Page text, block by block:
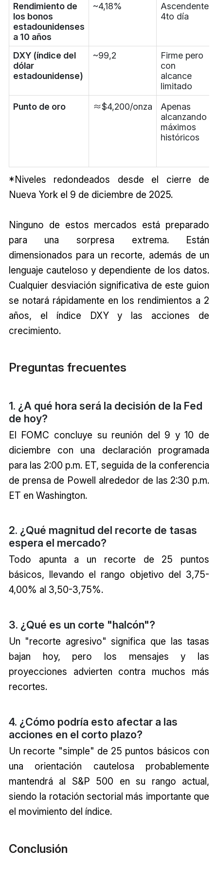
Rendimiento de
los bonos
estadounidenses
a 10 años
~4,18%
Ascendente
4to día
DXY (índice del
dólar
estadounidense)
~99,2
Firme pero
con
alcance
limitado
Punto de oro
≈$4,200/onza
Apenas
alcanzando
máximos
históricos
*Niveles redondeados desde el cierre de
Nueva York el 9 de diciembre de 2025.
Ninguno de estos mercados está preparado
para una sorpresa extrema. Están
dimensionados para un recorte, además de un
lenguaje cauteloso y dependiente de los datos.
Cualquier desviación significativa de este guion
se notará rápidamente en los rendimientos a 2
años, el índice DXY y las acciones de
crecimiento.
Preguntas frecuentes
1. ¿A qué hora será la decisión de la Fed
de hoy?
El FOMC concluye su reunión del 9 y 10 de
diciembre con una declaración programada
para las 2:00 p.m. ET, seguida de la conferencia
de prensa de Powell alrededor de las 2:30 p.m.
ET en Washington.
2. ¿Qué magnitud del recorte de tasas
espera el mercado?
Todo apunta a un recorte de 25 puntos
básicos, llevando el rango objetivo del 3,75-
4,00% al 3,50-3,75%.
3. ¿Qué es un corte "halcón"?
Un "recorte agresivo" significa que las tasas
bajan hoy, pero los mensajes y las
proyecciones advierten contra muchos más
recortes.
4. ¿Cómo podría esto afectar a las
acciones en el corto plazo?
Un recorte "simple" de 25 puntos básicos con
una orientación cautelosa probablemente
mantendrá al S&P 500 en su rango actual,
siendo la rotación sectorial más importante que
el movimiento del índice.
Conclusión